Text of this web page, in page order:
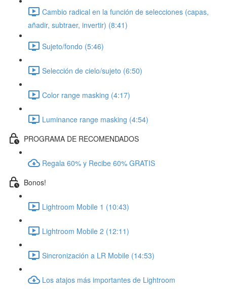
Cambio radical en la función de selecciones (capas,
añadir, subtraer, invertir) (8:41)
Sujeto/fondo (5:46)
Selección de cielo/sujeto (6:50)
Color range masking (4:17)
Luminance range masking (4:54)
PROGRAMA DE RECOMENDADOS
Regala 60% y Recibe 60% GRATIS
Bonos!
Lightroom Mobile 1 (10:43)
Lightroom Mobile 2 (12:11)
Sincronización a LR Mobile (14:53)
Los atajos más importantes de Lightroom